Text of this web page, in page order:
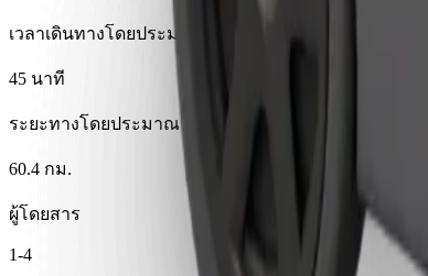
เวลาเดินทางโดยประมาณ
45 นาที
ระยะทางโดยประมาณ
60.4 กม.
ผู้โดยสาร
1-4